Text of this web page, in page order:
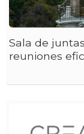
Sala de
reuniones